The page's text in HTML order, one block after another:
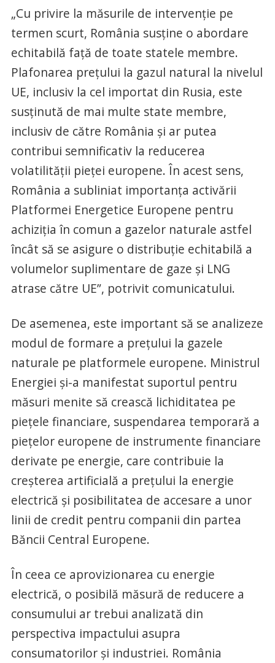
„Cu privire la măsurile de intervenţie pe
termen scurt, România susţine o abordare
echitabilă faţă de toate statele membre.
Plafonarea preţului la gazul natural la nivelul
UE, inclusiv la cel importat din Rusia, este
susţinută de mai multe state membre,
inclusiv de către România şi ar putea
contribui semnificativ la reducerea
volatilităţii pieţei europene. În acest sens,
România a subliniat importanţa activării
Platformei Energetice Europene pentru
achiziţia în comun a gazelor naturale astfel
încât să se asigure o distribuţie echitabilă a
volumelor suplimentare de gaze şi LNG
atrase către UE”, potrivit comunicatului.
De asemenea, este important să se analizeze
modul de formare a preţului la gazele
naturale pe platformele europene. Ministrul
Energiei şi-a manifestat suportul pentru
măsuri menite să crească lichiditatea pe
pieţele financiare, suspendarea temporară a
pieţelor europene de instrumente financiare
derivate pe energie, care contribuie la
creşterea artificială a preţului la energie
electrică şi posibilitatea de accesare a unor
linii de credit pentru companii din partea
Băncii Central Europene.
În ceea ce aprovizionarea cu energie
electrică, o posibilă măsură de reducere a
consumului ar trebui analizată din
perspectiva impactului asupra
consumatorilor şi industriei. România